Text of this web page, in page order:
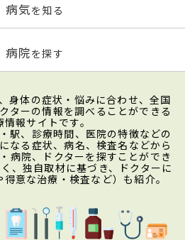
病気を知る
病院を探す
身体の症状・悩みに合わせ、全国
ターの情報を調べることができる
報サイトです。
駅、診療時間、医院の特徴などの
なる症状、病名、検査名などから
病院、ドクターを探すことができ
、独自取材に基づき、ドクターに
意な治療・検査など）も紹介。